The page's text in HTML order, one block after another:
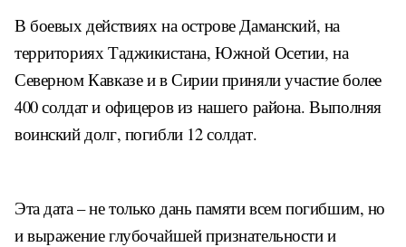
В боевых действиях на острове Даманский, на
территориях Таджикистана, Южной Осетии, на
Северном Кавказе и в Сирии приняли участие более
400 солдат и офицеров из нашего района.Выполняя
воинский долг, погибли 12 солдат.
Эта дата – не только дань памяти всем погибшим, но
и выражение глубочайшей признательности и